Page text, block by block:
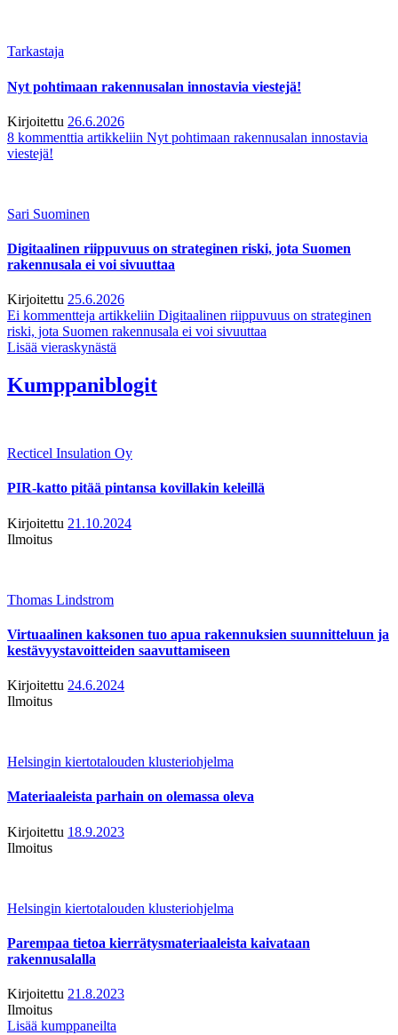
Tarkastaja
Nyt pohtimaan rakennusalan innostavia viestejä!
Kirjoitettu 26.6.2026
8 kommenttia artikkeliin Nyt pohtimaan rakennusalan innostavia
viestejä!
Sari Suominen
Digitaalinen riippuvuus on strateginen riski, jota Suomen
rakennusala ei voi sivuuttaa
Kirjoitettu 25.6.2026
Ei kommentteja artikkeliin Digitaalinen riippuvuus on strateginen
riski, jota Suomen rakennusala ei voi sivuuttaa
Lisää vieraskynästä
Kumppaniblogit
Recticel Insulation Oy
PIR-katto pitää pintansa kovillakin keleillä
Kirjoitettu 21.10.2024
Ilmoitus
Thomas Lindstrom
Virtuaalinen kaksonen tuo apua rakennuksien suunnitteluun ja
kestävyystavoitteiden saavuttamiseen
Kirjoitettu 24.6.2024
Ilmoitus
Helsingin kiertotalouden klusteriohjelma
Materiaaleista parhain on olemassa oleva
Kirjoitettu 18.9.2023
Ilmoitus
Helsingin kiertotalouden klusteriohjelma
Parempaa tietoa kierrätysmateriaaleista kaivataan
rakennusalalla
Kirjoitettu 21.8.2023
Ilmoitus
Lisää kumppaneilta